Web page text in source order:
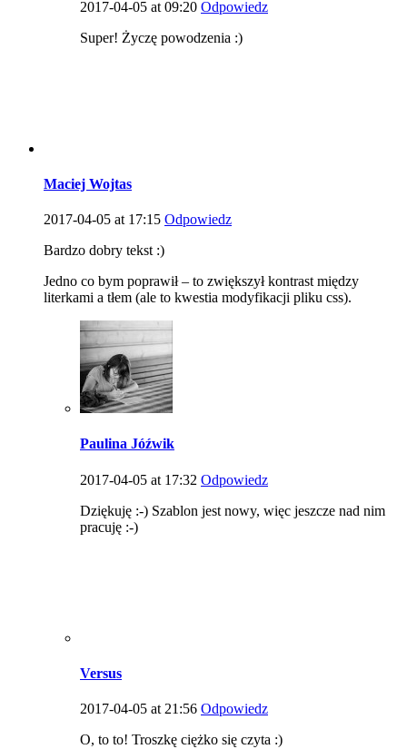
2017-04-05 at 09:20 Odpowiedz
Super! Życzę powodzenia :)
Maciej Wojtas
2017-04-05 at 17:15 Odpowiedz
Bardzo dobry tekst :)
Jedno co bym poprawił – to zwiększył kontrast między
literkami a tłem (ale to kwestia modyfikacji pliku css).
Paulina Jóźwik
2017-04-05 at 17:32 Odpowiedz
Dziękuję :-) Szablon jest nowy, więc jeszcze nad nim
pracuję :-)
Versus
2017-04-05 at 21:56 Odpowiedz
O, to to! Troszkę ciężko się czyta :)